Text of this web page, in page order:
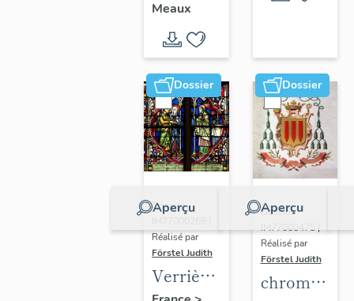
Meaux
Dossier
Aperçu
Dossier
Réalisé par
Förstel Judith
Verrières
Dossier
Aperçu
Dossier
IM77000475 |
Réalisé par
Förstel Judith